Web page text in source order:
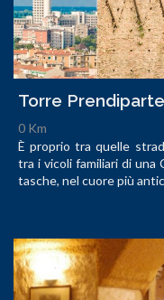
Torre Prendiparte
0 Km
È proprio tra quelle
tra i vicoli familiari di una
tasche, nel cuore più